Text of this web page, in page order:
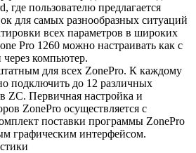
пользователю предлагается
для самых разнообразных ситуаций
всех параметров в широких
Pro 1260 можно настраивать как с
компьютер.
для всех ZonePro. К каждому
подключить до 12 различных
ZC. Первичная настройка и
ZonePro осуществляется с
поставки программы ZonePro
графическим интерфейсом.